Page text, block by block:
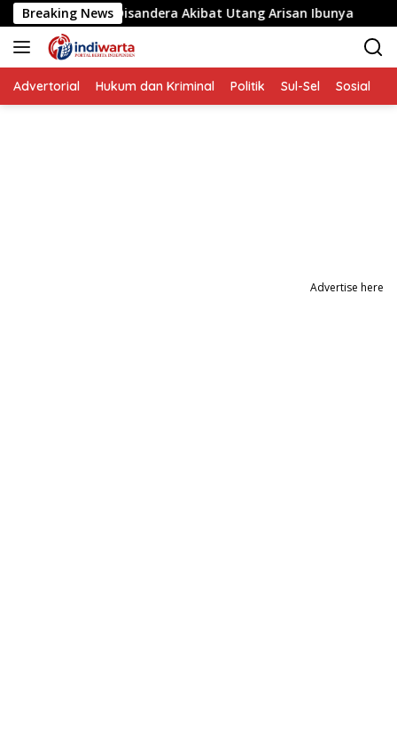
Langsung
ke
konten
Breaking News
yang Disandera Akibat Utang Arisan Ibunya Aksi
Advertorial Hukum dan Kriminal Politik Sul-Sel Sosial
Advertise here